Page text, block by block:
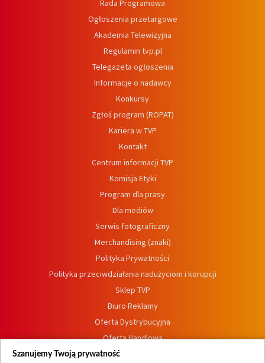
Rada Programowa
Ogłoszenia przetargowe
Akademia Telewizyjna
Regulamin tvp.pl
Telegazeta ogłoszenia
Informacje o nadawcy
Konkursy
Zgłoś program (ROPAT)
Kariera w TVP
Kontakt
Centrum informacji TVP
Komisja Etyki
Program dla prasy
Dla mediów
Serwis fotograficzny
Merchandising (znaki)
Polityka Prywatności
Polityka przeciwdziałania nadużyciom i korupcji
Sklep TVP
Biuro Reklamy
Oferta Dystrybucyjna
Oferta Handlowa
Dostępność
Szanujemy Twoją prywatność